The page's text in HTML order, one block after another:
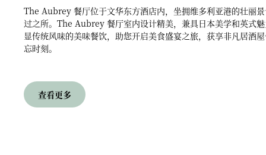
The Aubrey 餐厅位于文华东方酒店内，坐拥维多利亚港的壮丽
过之所。The Aubrey 餐厅室内设计精美，兼具日本美学和英式
显传统风味的美味餐饮，助您开启美食盛宴之旅，获享非凡居酒
忘时刻。
查看更多